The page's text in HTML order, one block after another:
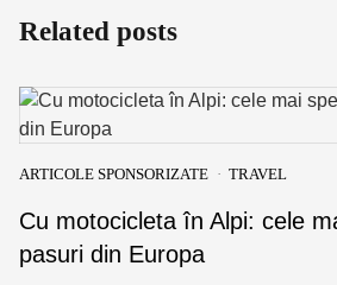
Related posts
ARTICOLE SPONSORIZATE TRAVEL
Cu motocicleta în Alpi: cele
pasuri din Europa